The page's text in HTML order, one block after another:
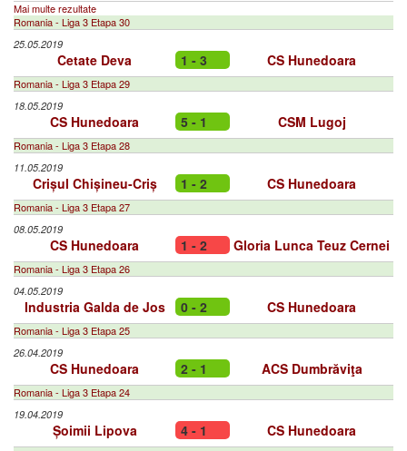
Mai multe rezultate
Romania - Liga 3 Etapa 30
25.05.2019
Cetate Deva 1 - 3 CS Hunedoara
Romania - Liga 3 Etapa 29
18.05.2019
CS Hunedoara 5 - 1 CSM Lugoj
Romania - Liga 3 Etapa 28
11.05.2019
Crișul Chișineu-Criș 1 - 2 CS Hunedoara
Romania - Liga 3 Etapa 27
08.05.2019
CS Hunedoara 1 - 2 Gloria Lunca Teuz Cernei
Romania - Liga 3 Etapa 26
04.05.2019
Industria Galda de Jos 0 - 2 CS Hunedoara
Romania - Liga 3 Etapa 25
26.04.2019
CS Hunedoara 2 - 1 ACS Dumbrăviţa
Romania - Liga 3 Etapa 24
19.04.2019
Șoimii Lipova 4 - 1 CS Hunedoara